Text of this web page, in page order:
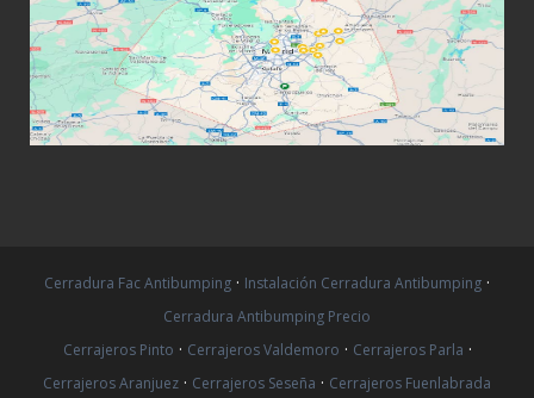
Cerradura Fac Antibumping · Instalación Cerradura Antibumping ·
Cerradura Antibumping Precio
Cerrajeros Pinto · Cerrajeros Valdemoro · Cerrajeros Parla ·
Cerrajeros Aranjuez · Cerrajeros Seseña · Cerrajeros Fuenlabrada